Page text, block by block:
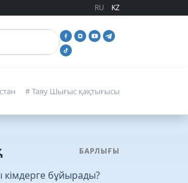
RU KZ
# Таяу Шығыс қақтығысы
БАРЛЫҒЫ
кімдерге бұйырады?